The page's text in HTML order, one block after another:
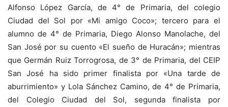
Alfonso López García, de 4° de Primaria, del colegio
Ciudad del Sol por «Mi amigo Coco»; tercero para el
alumno de 4° de Primaria, Diego Alonso Manolache, del
San José por su cuento «El sueño de Huracán»; mientras
que Germán Ruiz Torrogrosa, de 3° de Primaria, del CEIP
San José ha sido primer finalista por «Una tarde de
aburrimiento» y Lola Sánchez Camino, de 4° de Primaria,
del Colegio Ciudad del Sol, segunda finalista por